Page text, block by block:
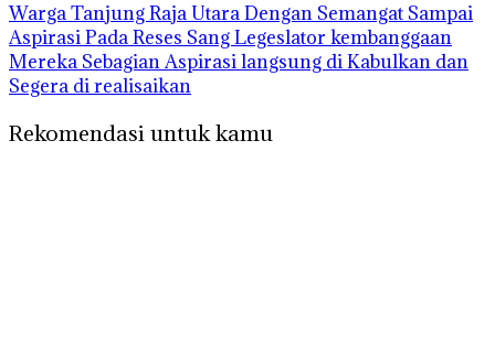
Warga Tanjung Raja Utara Dengan Semangat Sampai
Aspirasi Pada Reses Sang Legeslator kembanggaan
Mereka Sebagian Aspirasi langsung di Kabulkan dan
Segera di realisaikan
Rekomendasi untuk kamu